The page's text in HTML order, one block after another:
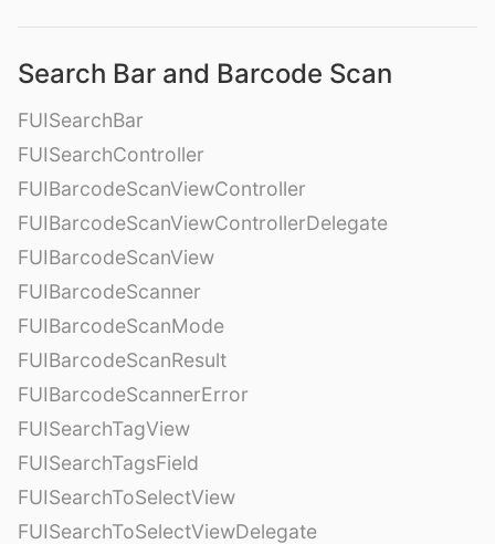
Search Bar and Barcode Scan
FUISearchBar
FUISearchController
FUIBarcodeScanViewController
FUIBarcodeScanViewControllerDelegate
FUIBarcodeScanView
FUIBarcodeScanner
FUIBarcodeScanMode
FUIBarcodeScanResult
FUIBarcodeScannerError
FUISearchTagView
FUISearchTagsField
FUISearchToSelectView
FUISearchToSelectViewDelegate